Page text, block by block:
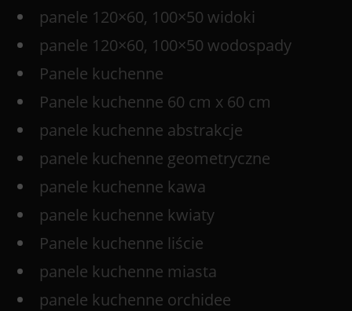
panele 120×60, 100×50 widoki
panele 120×60, 100×50 wodospady
Panele kuchenne
Panele kuchenne 60 cm x 60 cm
panele kuchenne abstrakcje
panele kuchenne geometryczne
panele kuchenne kawa
panele kuchenne kwiaty
Panele kuchenne liście
panele kuchenne miasta
panele kuchenne orchidee